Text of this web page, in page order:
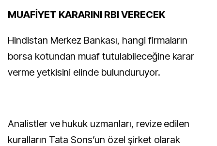
MUAFİYET KARARINI RBI VERECEK
Hindistan Merkez Bankası, hangi firmaların
borsa kotundan muaf tutulabileceğine karar
verme yetkisini elinde bulunduruyor.
Analistler ve hukuk uzmanları, revize edilen
kuralların Tata Sons’un özel şirket olarak